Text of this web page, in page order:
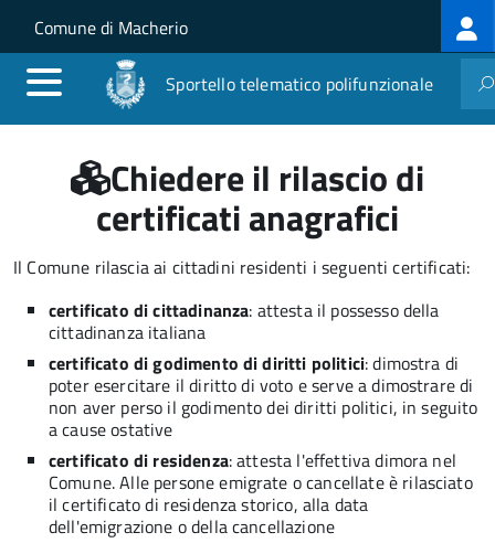
Salta al contenuto principale
Skip to site navigation
Comune di Macherio
Sportello telematico polifunzionale
Chiedere il rilascio di
certificati anagrafici
Il Comune rilascia ai cittadini residenti i seguenti certificati:
certificato di cittadinanza: attesta il possesso della
cittadinanza italiana
certificato di godimento di diritti politici: dimostra di
poter esercitare il diritto di voto e serve a dimostrare di
non aver perso il godimento dei diritti politici, in seguito
a cause ostative
certificato di residenza: attesta l'effettiva dimora nel
Comune. Alle persone emigrate o cancellate è rilasciato
il certificato di residenza storico, alla data
dell'emigrazione o della cancellazione